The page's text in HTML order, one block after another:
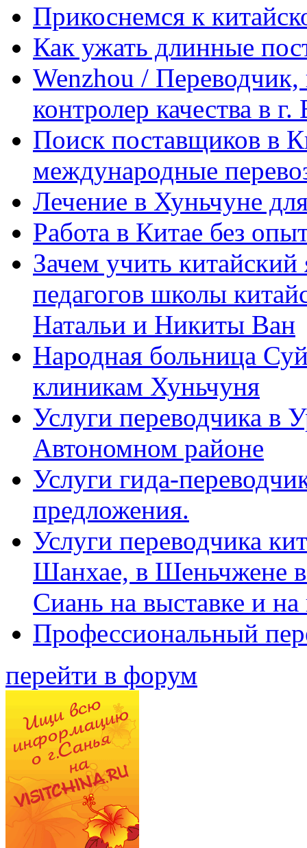
Прикоснемся к
Как ужать длинные
Wenzhou / Переводчик,
контролер качества в
Поиск поставщиков в
международные
Лечение в Хуньчуне
Работа в Китае без
Зачем учить
педагогов школы
Натальи и Никиты Ван
Народная больница
клиникам Хуньчуня
Услуги переводчика в
Автономном районе
Услуги гида-
предложения.
Услуги переводчика
Шанхае, в Шеньчжене
Сиань на выставке и
Профессиональный
перейти в форум